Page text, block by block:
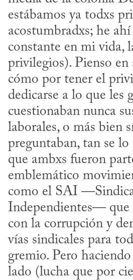
estábamos ya todxs
acostumbradxs; he
constante en mi vida,
privilegios). Pienso en
cómo por tener el
dedicarse a lo que les
cuestionaban nunca
laborales, o más bien
preguntaban, tan se
que ambxs fueron
emblemático
como el SAI
Independientes— que
con la corrupción y
vías sindicales para
gremio. Pero
lado (lucha que por